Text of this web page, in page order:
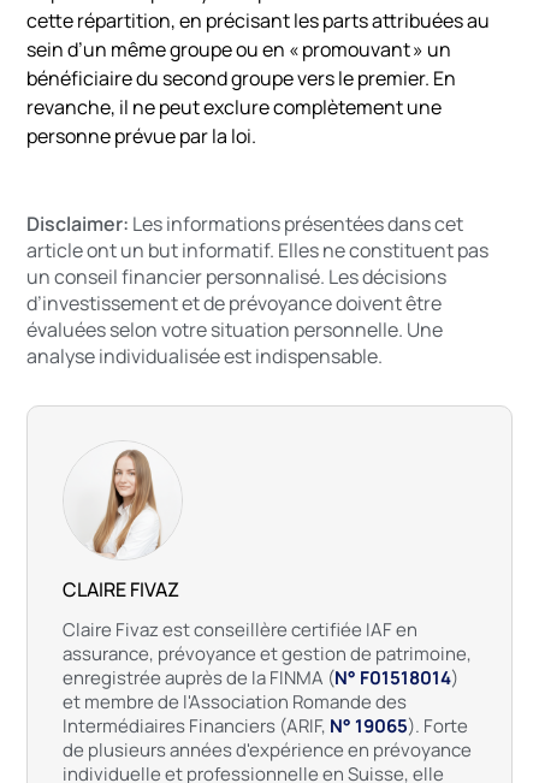
cette répartition, en précisant les parts attribuées au
sein d’un même groupe ou en « promouvant » un
bénéficiaire du second groupe vers le premier. En
revanche, il ne peut exclure complètement une
personne prévue par la loi.
Disclaimer: Les informations présentées dans cet
article ont un but informatif. Elles ne constituent pas
un conseil financier personnalisé. Les décisions
d’investissement et de prévoyance doivent être
évaluées selon votre situation personnelle. Une
analyse individualisée est indispensable.
CLAIRE FIVAZ
Claire Fivaz est conseillère certifiée IAF en
assurance, prévoyance et gestion de patrimoine,
enregistrée auprès de la FINMA (N° F01518014)
et membre de l'Association Romande des
Intermédiaires Financiers (ARIF, N° 19065). Forte
de plusieurs années d'expérience en prévoyance
individuelle et professionnelle en Suisse, elle